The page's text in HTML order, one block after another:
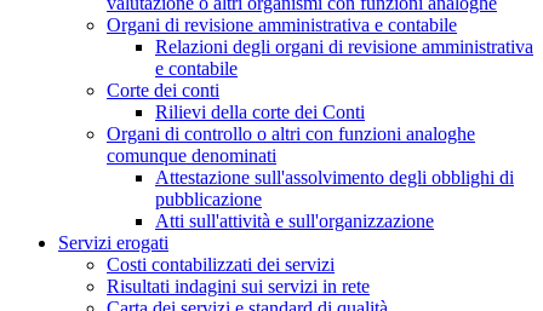
Organi di revisione amministrativa e contabile
Relazioni degli organi di revisione amministrativa
e contabile
Corte dei conti
Rilievi della corte dei Conti
Organi di controllo o altri con funzioni analoghe
comunque denominati
Attestazione sull'assolvimento degli obblighi di
pubblicazione
Atti sull'attività e sull'organizzazione
Servizi erogati
Costi contabilizzati dei servizi
Risultati indagini sui servizi in rete